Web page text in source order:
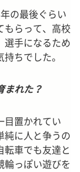
の最後ぐらい
もらって、高校
選手になるため
ちでした。
まれた？
目置かれてい
純に人と争うの
車でも友達と
輪っぽい遊びを